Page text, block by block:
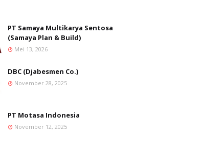
PT Samaya Multikarya Sentosa
(Samaya Plan & Build)
Mei 13, 2026
DBC (Djabesmen Co.)
November 28, 2025
PT Motasa Indonesia
November 12, 2025